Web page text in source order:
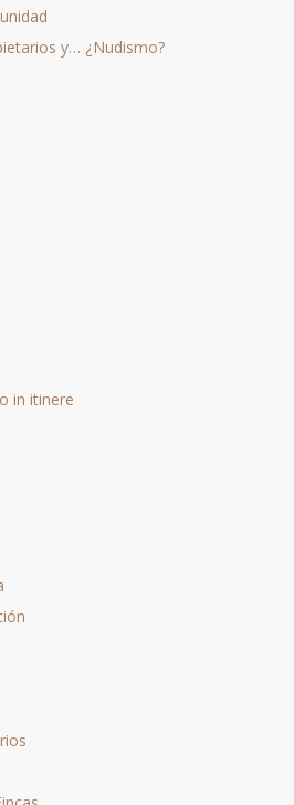
y… ¿Nudismo?
in itinere